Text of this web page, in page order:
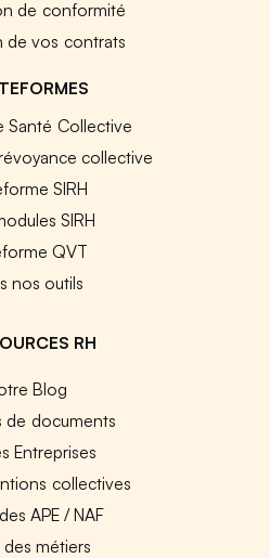
de conformité
de vos contrats
Santé Collective
collective
SIRH
SIRH
QVT
nos outils
RH
Blog
de documents
Entreprises
collectives
APE / NAF
des métiers